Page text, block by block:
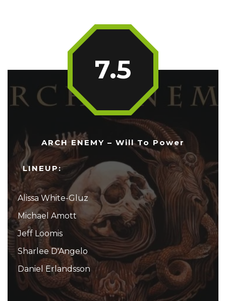
ARCH ENEMY – Will To Power
LINEUP:
Alissa White-Gluz
Michael Amott
Jeff Loomis
Sharlee D'Angelo
Daniel Erlandsson
7.5